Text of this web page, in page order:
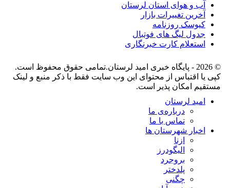
آب و هوای استان لرستان
آخرین تغییرات بازار
کیوسک روزنامه
جدول لیگ های فوتبال
استعلام کارت خبرنگاری
© 2026 - پایگاه خبری اميد لرستان.تمامی حقوق محفوظ است.
کپی یا اقتباس از محتوای این وب سایت فقط با ذکر منبع و لینک
مستقیم امکان پذیر است.
امید لرستان
درباره‌ی ما
تماس با ما
اخبار شهرستان ها
ازنا
الیگودرز
بروجرد
پلدختر
چگنی